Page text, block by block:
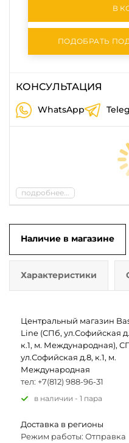
В
ПОДОБРАТЬ
КОНСУЛЬТАЦИЯ
WhatsApp
подробнее...
Наличие в магазине
Характеристики
Центральный магазин
Line (СПб, ул.Софийская
к.1, м. Международная),
ул.Софийская д.8, к.1, м.
Международная
тел: +7(812) 988-96-31
В наличии - 1 пара
Доставка в регионы
Режим работы: Отправка